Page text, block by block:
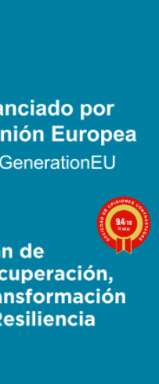
9.4/10
74 notas